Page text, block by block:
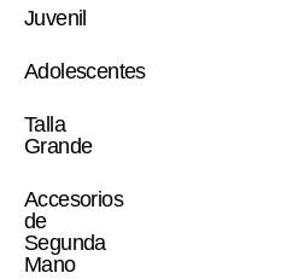
Juvenil
Adolescentes
Talla
Grande
Accesorios
de
Segunda
Mano